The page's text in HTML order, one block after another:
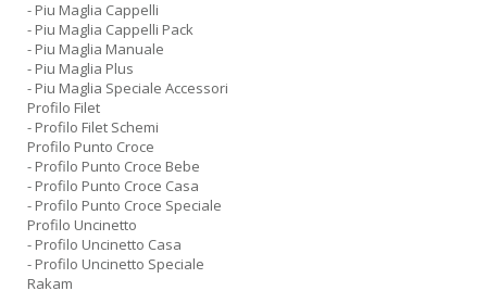
- Piu Maglia Cappelli
- Piu Maglia Cappelli Pack
- Piu Maglia Manuale
- Piu Maglia Plus
- Piu Maglia Speciale Accessori
Profilo Filet
- Profilo Filet Schemi
Profilo Punto Croce
- Profilo Punto Croce Bebe
- Profilo Punto Croce Casa
- Profilo Punto Croce Speciale
Profilo Uncinetto
- Profilo Uncinetto Casa
- Profilo Uncinetto Speciale
Rakam